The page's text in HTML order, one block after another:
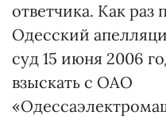
ответчика. Как раз
Одесский
суд 15 июня 2006
взыскать с ОАО